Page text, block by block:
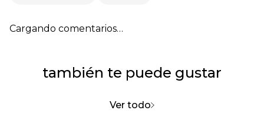
Cargando comentarios…
también te puede gustar
Ver todo